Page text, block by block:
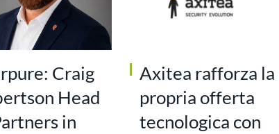
Craig
Head
in
Axitea rafforza la
propria offerta
tecnologica con